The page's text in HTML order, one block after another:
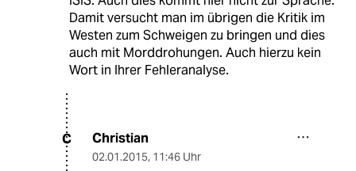
Damit versucht man im übrigen die Kritik im
Westen zum Schweigen zu bringen und dies
auch mit Morddrohungen. Auch hierzu kein
Wort in Ihrer Fehleranalyse.
C Christian
02.01.2015, 11:46 Uhr